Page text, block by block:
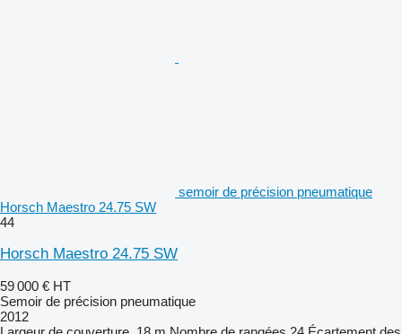
semoir de précision pneumatique
Horsch Maestro 24.75 SW
44
Horsch Maestro 24.75 SW
59 000 € HT
Semoir de précision pneumatique
2012